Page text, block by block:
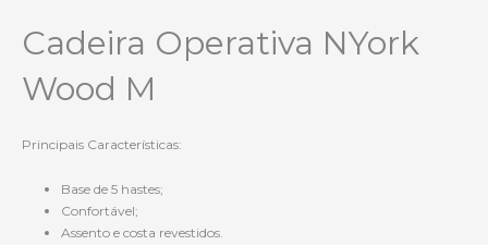
Cadeira Operativa NYork
Wood M
Principais Características:
Base de 5 hastes;
Confortável;
Assento e costa revestidos.